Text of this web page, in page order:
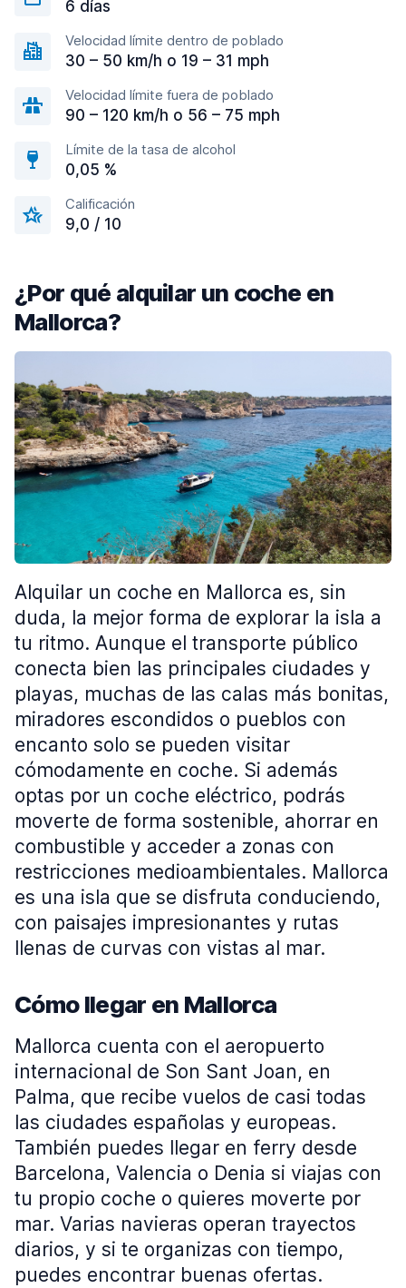
6 días
Velocidad límite dentro de poblado
30 – 50 km/h o 19 – 31 mph
Velocidad límite fuera de poblado
90 – 120 km/h o 56 – 75 mph
Límite de la tasa de alcohol
0,05 %
Calificación
9,0 / 10
¿Por qué alquilar un coche en
Mallorca?
Alquilar un coche en Mallorca es, sin
duda, la mejor forma de explorar la isla a
tu ritmo. Aunque el transporte público
conecta bien las principales ciudades y
playas, muchas de las calas más bonitas,
miradores escondidos o pueblos con
encanto solo se pueden visitar
cómodamente en coche. Si además
optas por un coche eléctrico, podrás
moverte de forma sostenible, ahorrar en
combustible y acceder a zonas con
restricciones medioambientales. Mallorca
es una isla que se disfruta conduciendo,
con paisajes impresionantes y rutas
llenas de curvas con vistas al mar.
Cómo llegar en Mallorca
Mallorca cuenta con el aeropuerto
internacional de Son Sant Joan, en
Palma, que recibe vuelos de casi todas
las ciudades españolas y europeas.
También puedes llegar en ferry desde
Barcelona, Valencia o Denia si viajas con
tu propio coche o quieres moverte por
mar. Varias navieras operan trayectos
diarios, y si te organizas con tiempo,
puedes encontrar buenas ofertas.